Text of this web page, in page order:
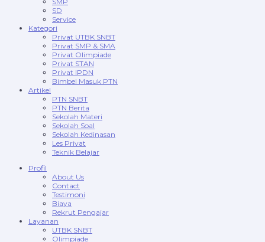
SD
Service
Kategori
Privat UTBK SNBT
Privat SMP & SMA
Privat Olimpiade
Privat STAN
Privat IPDN
Bimbel Masuk PTN
Artikel
PTN SNBT
PTN Berita
Sekolah Materi
Sekolah Soal
Sekolah Kedinasan
Les Privat
Teknik Belajar
Profil
About Us
Contact
Testimoni
Biaya
Rekrut Pengajar
Layanan
UTBK SNBT
Olimpiade